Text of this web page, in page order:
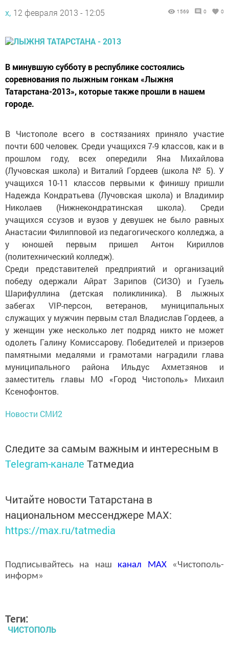
х, 12 февраля 2013 - 12:05 1569 0 0
В минувшую субботу в республике состоялись
соревнования по лыжным гонкам «Лыжня
Татарстана-2013», которые также прошли в нашем
городе.
В Чистополе всего в состязаниях приняло участие
почти 600 человек. Среди учащихся 7-9 классов, как и в
прошлом году, всех опередили Яна Михайлова
(Лучовская школа) и Виталий Гордеев (школа № 5). У
учащихся 10-11 классов первыми к финишу пришли
Надежда Кондратьева (Лучовская школа) и Владимир
Николаев (Нижнекондратинская школа). Среди
учащихся ссузов и вузов у девушек не было равных
Анастасии Филипповой из педагогического колледжа, а
у юношей первым пришел Антон Кириллов
(политехнический колледж).
Среди представителей предприятий и организаций
победу одержали Айрат Зарипов (СИЗО) и Гузель
Шарифуллина (детская поликлиника). В лыжных
забегах VIP-персон, ветеранов, муниципальных
служащих у мужчин первым стал Владислав Гордеев, а
у женщин уже несколько лет подряд никто не может
одолеть Галину Комиссарову. Победителей и призеров
памятными медалями и грамотами наградили глава
муниципального района Ильдус Ахметзянов и
заместитель главы МО «Город Чистополь» Михаил
Ксенофонтов.
Новости СМИ2
Следите за самым важным и интересным в
Telegram-канале Татмедиа
Читайте новости Татарстана в
национальном мессенджере MАХ:
https://max.ru/tatmedia
Подписывайтесь на наш канал MAX«Чистополь-
информ»
Теги:
ЧИСТОПОЛЬ